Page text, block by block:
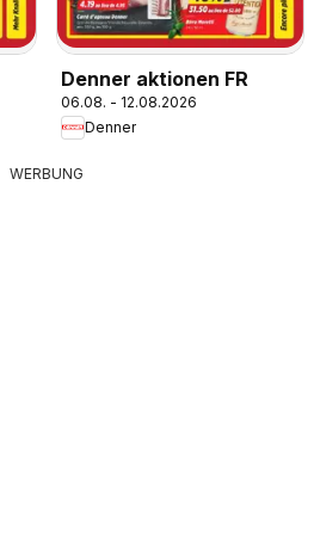
Denner aktionen FR
06.08. - 12.08.2026
Denner
WERBUNG